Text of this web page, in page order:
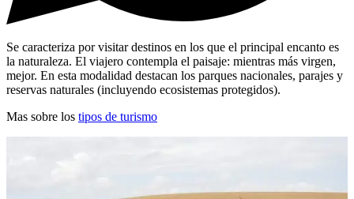
Se caracteriza por visitar destinos en los que el principal encanto es
la naturaleza. El viajero contempla el paisaje: mientras más virgen,
mejor. En esta modalidad destacan los parques nacionales, parajes y
reservas naturales (incluyendo ecosistemas protegidos).
Mas sobre los tipos de turismo